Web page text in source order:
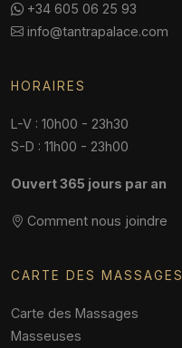
+34 605 06 25 93
info@tantrapalace.com
HORAIRES
L-V : 10h00 - 23h30
S-D : 11h00 - 23h00
Ouvert 365 jours par an
Comment nous joindre
CARTE DES MASSAGES
Carte des Massages
Masseuses